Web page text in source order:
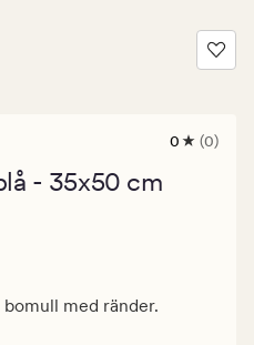
0
0 (0)
- 35x50 cm
med ränder.